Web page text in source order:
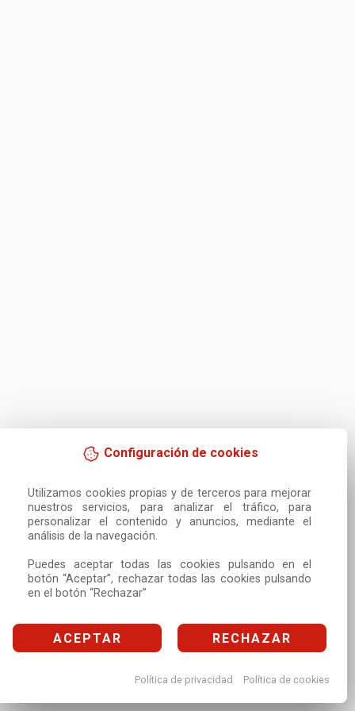
Configuración de cookies
Utilizamos cookies propias y de terceros para mejorar
nuestros servicios, para analizar el tráfico, para
personalizar el contenido y anuncios, mediante el
análisis de la navegación.
Puedes aceptar todas las cookies pulsando en el
botón “Aceptar”, rechazar todas las cookies pulsando
en el botón “Rechazar”
ACEPTAR RECHAZAR
Política de privacidad Política de cookies